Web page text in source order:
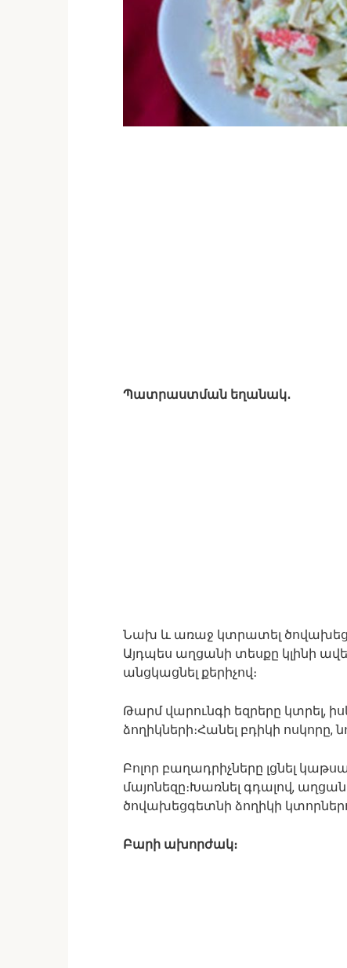
Պատրաստման եղանակ․
Նախ և առաջ կտրատել
Այդպես աղցանի տեսքը կլինի
անցկացնել քերիչով։
Թարմ վարունգի եզրերը կտրել,
ձողիկների։Հանել բդիկի ոսկորը,
Բոլոր բաղադրիչները լցնել
մայոնեզը։Խառնել գդալով,
ծովախեցգետնի ձողիկի
Բարի ախորժակ։